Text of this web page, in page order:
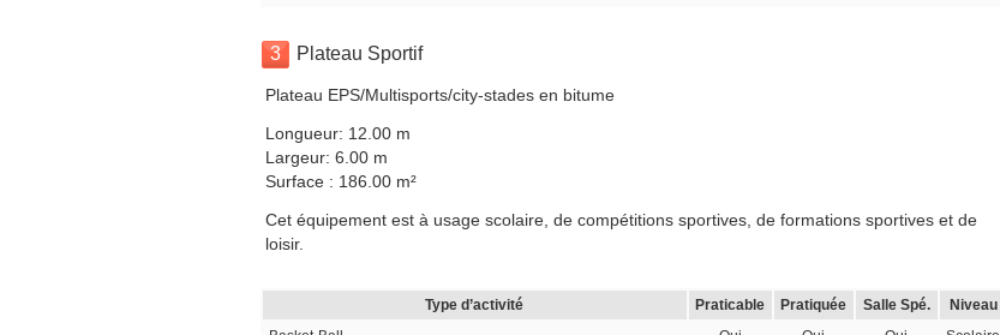
3 Plateau Sportif
Plateau EPS/Multisports/city-stades en bitume
Longueur: 12.00 m
Largeur: 6.00 m
Surface : 186.00 m²
Cet équipement est à usage scolaire, de compétitions sportives, de formations sportives et de
loisir.
Type d’activité Praticable Pratiquée Salle Spé.
Niveau